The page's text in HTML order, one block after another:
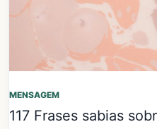
MENSAGEM
117 Frases sabias